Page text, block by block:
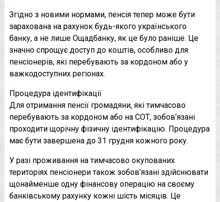
Згідно з новими нормами, пенсія тепер може бути
зарахована на рахунок будь-якого українського
банку, а не лише Ощадбанку, як це було раніше. Це
значно спрощує доступ до коштів, особливо для
пенсіонерів, які перебувають за кордоном або у
важкодоступних регіонах.
Процедура ідентифікації
Для отримання пенсії громадяни, які тимчасово
перебувають за кордоном або на СОТ, зобов’язані
проходити щорічну фізичну ідентифікацію. Процедура
має бути завершена до 31 грудня кожного року.
У разі проживання на тимчасово окупованих
територіях пенсіонери також зобов’язані здійснювати
щонайменше одну фінансову операцію на своєму
банківському рахунку кожні шість місяців. Це